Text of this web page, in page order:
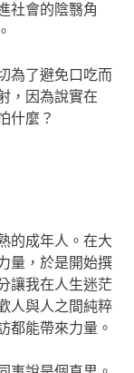
社會的陰翳角
為了避免口吃而
，因為說實在
什麼？
的成年人。在大
量，於是開始撰
讓我在人生迷茫
人與人之間純粹
都能帶來力量。